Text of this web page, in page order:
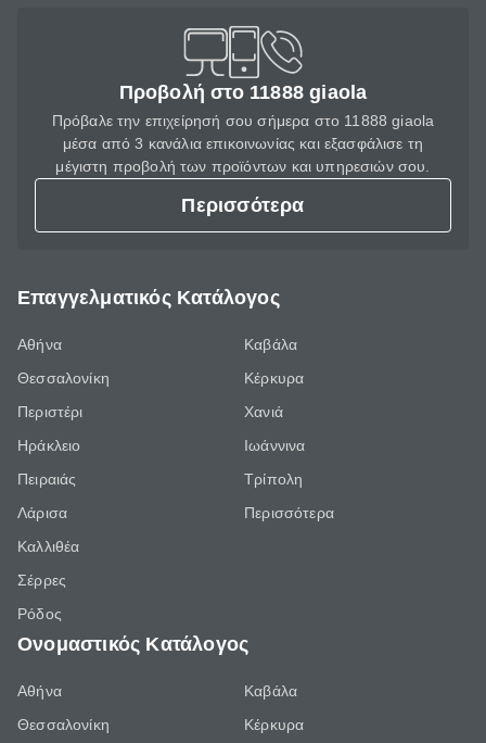
Προβολή στο 11888 giaola
Πρόβαλε την επιχείρησή σου σήμερα στο 11888 giaola
μέσα από 3 κανάλια επικοινωνίας και εξασφάλισε τη
μέγιστη προβολή των προϊόντων και υπηρεσιών σου.
Περισσότερα
Επαγγελματικός Κατάλογος
Αθήνα
Θεσσαλονίκη
Περιστέρι
Ηράκλειο
Πειραιάς
Λάρισα
Καλλιθέα
Σέρρες
Ρόδος
Καβάλα
Κέρκυρα
Χανιά
Ιωάννινα
Τρίπολη
Περισσότερα
Ονομαστικός Κατάλογος
Αθήνα
Θεσσαλονίκη
Καβάλα
Κέρκυρα